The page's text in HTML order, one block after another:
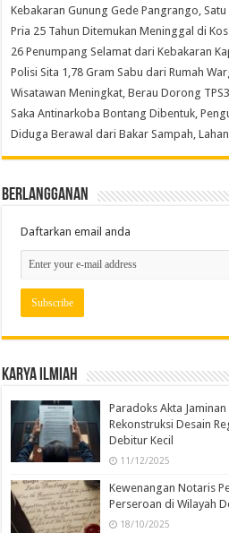
Kebakaran Gunung Gede Pangrango,
Pria 25 Tahun Ditemukan Meninggal di
26 Penumpang Selamat dari Kebakaran
Polisi Sita 1,78 Gram Sabu dari Rumah
Wisatawan Meningkat, Berau Dorong
Saka Antinarkoba Bontang Dibentuk,
Diduga Berawal dari Bakar Sampah,
Berlangganan
Daftarkan email anda
Karya Ilmiah
Paradoks Akta
Rekonstruksi Desain
Debitur Kecil
11/12/2025
Kewenangan Notaris
Perseroan di Wilayah
18/10/2025